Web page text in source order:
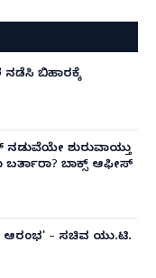
ನಡೆಸಿ ಬಿಹಾರಕ್ಕೆ
ನಡುವೆಯೇ ಶುರುವಾಯ್ತು
ಬರ್ತಾರಾ? ಬಾಕ್ಸ್ ಆಫೀಸ್
ಆರಂಭ' – ಸಚಿವ ಯು.ಟಿ.